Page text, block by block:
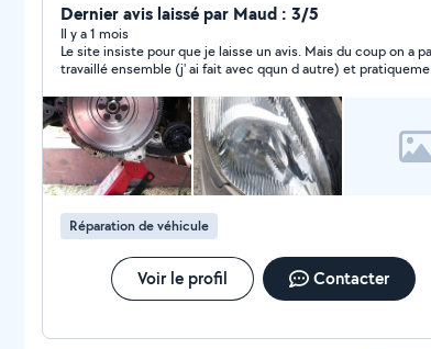
Dernier avis laissé par Maud : 3/5
Il y a 1 mois
Le site insiste pour que je laisse un avis. Mais du coup on a pas
travaillé ensemble (j' ai fait avec qqun d autre) et
Réparation de véhicule
Voir le profil Contacter